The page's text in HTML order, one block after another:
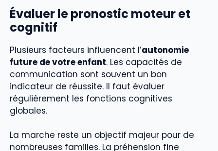
Évaluer le pronostic moteur et
cognitif
Plusieurs facteurs influencent l’autonomie
future de votre enfant. Les capacités de
communication sont souvent un bon
indicateur de réussite. Il faut évaluer
régulièrement les fonctions cognitives
globales.
La marche reste un objectif majeur pour de
nombreuses familles. La préhension fine